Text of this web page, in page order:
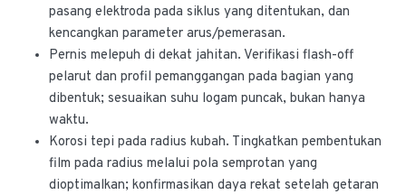
pasang elektroda pada siklus yang ditentukan, dan
kencangkan parameter arus/pemerasan.
Pernis melepuh di dekat jahitan. Verifikasi flash-off
pelarut dan profil pemanggangan pada bagian yang
dibentuk; sesuaikan suhu logam puncak, bukan hanya
waktu.
Korosi tepi pada radius kubah. Tingkatkan pembentukan
film pada radius melalui pola semprotan yang
dioptimalkan; konfirmasikan daya rekat setelah getaran